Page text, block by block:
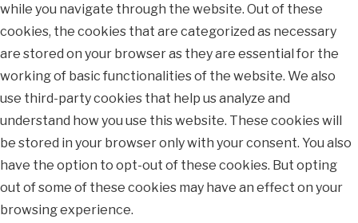
while you navigate through the website. Out of these
cookies, the cookies that are categorized as necessary
are stored on your browser as they are essential for the
working of basic functionalities of the website. We also
use third-party cookies that help us analyze and
understand how you use this website. These cookies will
be stored in your browser only with your consent. You also
have the option to opt-out of these cookies. But opting
out of some of these cookies may have an effect on your
browsing experience.